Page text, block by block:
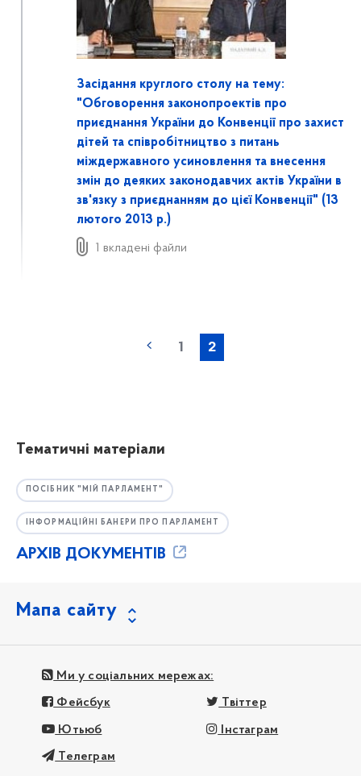
Засідання круглого столу на тему:
"Обговорення законопроектів про
приєднання України до Конвенції про захист
дітей та співробітництво з питань
міждержавного усиновлення та внесення
змін до деяких законодавчих актів України в
зв'язку з приєднанням до цієї Конвенції" (13
лютого 2013 р.)
1 вкладені файли
1 2
Тематичні матеріали
ПОСІБНИК "МІЙ ПАРЛАМЕНТ"
ІНФОРМАЦІЙНІ БАНЕРИ ПРО ПАРЛАМЕНТ
АРХІВ ДОКУМЕНТІВ
Мапа сайту
Ми у соціальних мережах:
Фейсбук Твіттер
Ютьюб Інстаграм
Телеграм